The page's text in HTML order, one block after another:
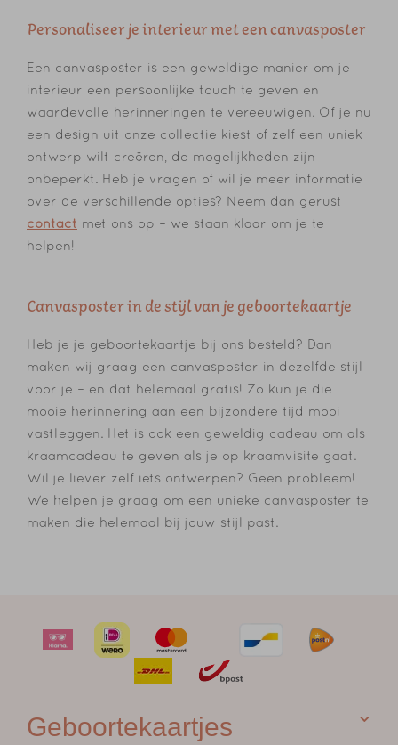
Personaliseer je interieur met een canvasposter
Een canvasposter is een geweldige manier om je
interieur een persoonlijke touch te geven en
waardevolle herinneringen te vereeuwigen. Of je nu
een design uit onze collectie kiest of zelf een uniek
ontwerp wilt creëren, de mogelijkheden zijn
onbeperkt. Heb je vragen of wil je meer informatie
over de verschillende opties? Neem dan gerust
contact met ons op – we staan klaar om je te
helpen!
Canvasposter in de stijl van je geboortekaartje
Heb je je geboortekaartje bij ons besteld? Dan
maken wij graag een canvasposter in dezelfde stijl
voor je – en dat helemaal gratis! Zo kun je die
mooie herinnering aan een bijzondere tijd mooi
vastleggen. Het is ook een geweldig cadeau om als
kraamcadeau te geven als je op kraamvisite gaat.
Wil je liever zelf iets ontwerpen? Geen probleem!
We helpen je graag om een unieke canvasposter te
maken die helemaal bij jouw stijl past.
Geboortekaartjes